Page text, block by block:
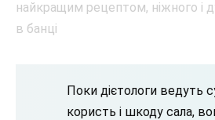
Поки дієтологи ведуть
користь і шкоду сала,